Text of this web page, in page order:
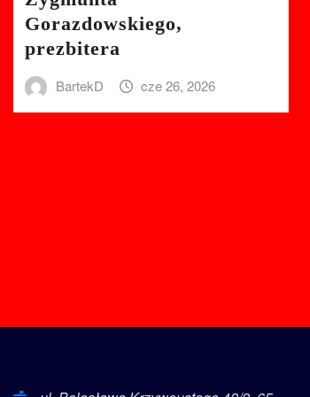
Gorazdowskiego,
prezbitera
BartekD cze 26, 2026